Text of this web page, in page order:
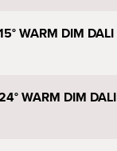
WARM DIM DALI
WARM DIM DALI